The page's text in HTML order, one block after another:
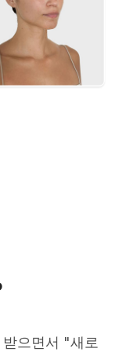
으면서 "새로